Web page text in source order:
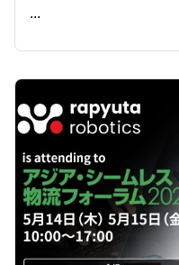
...
READ ME